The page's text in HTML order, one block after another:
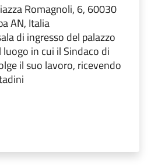
Romagnoli, 6, 60030
AN, Italia
di ingresso del palazzo
in cui il Sindaco di
il suo lavoro, ricevendo